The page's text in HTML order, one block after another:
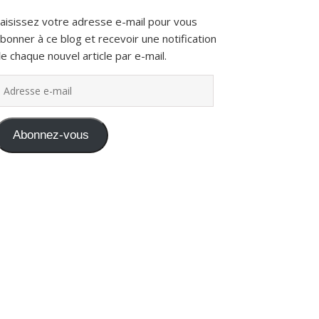
votre adresse e-mail pour vous
à ce blog et recevoir une notification
chaque nouvel article par e-mail.
Abonnez-vous